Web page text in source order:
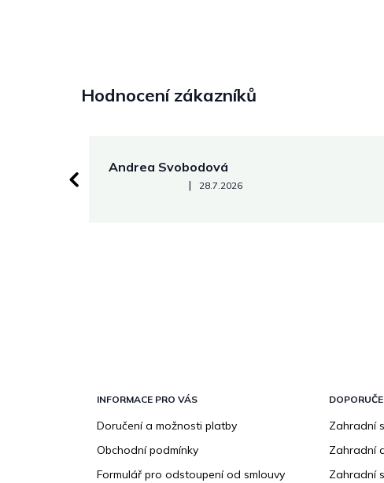
Hodnocení zákazníků
Andrea Svobodová
Hodnocení obchodu je 5 z 5 hvězdiček.
| 28.7.2026
INFORMACE PRO VÁS
Doručení a možnosti platby
Obchodní podmínky
Formulář pro odstoupení od smlouvy
Zahradní
Zahradní
Zahradní